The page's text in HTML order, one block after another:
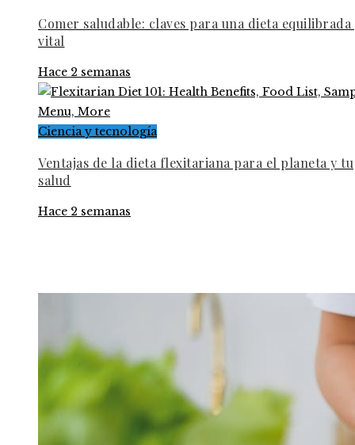
Comer saludable: claves para una dieta equilibrada
vital
Hace 2 semanas
Ciencia y tecnología
Ventajas de la dieta flexitariana para el planeta y tu
salud
Hace 2 semanas